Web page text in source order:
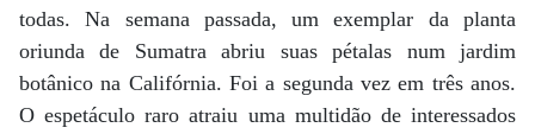
todas. Na semana passada, um exemplar da planta
oriunda de Sumatra abriu suas pétalas num jardim
botânico na Califórnia. Foi a segunda vez em três anos.
O espetáculo raro atraiu uma multidão de interessados